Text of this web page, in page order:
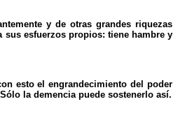
y de otras grandes riquezas
esfuerzos propios: tiene hambre y
esto el engrandecimiento del poder
la demencia puede sostenerlo así.